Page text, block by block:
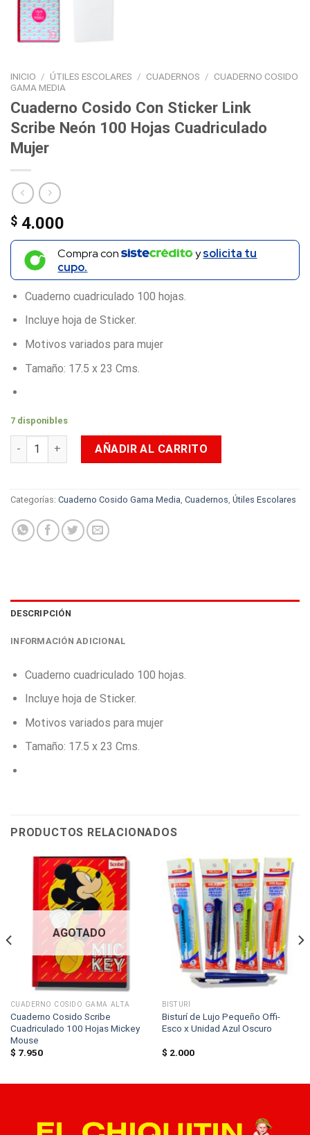
INICIO / ÚTILES ESCOLARES / CUADERNOS / CUADERNO COSIDO
GAMA MEDIA
Cuaderno Cosido Con Sticker Link
Scribe Neón 100 Hojas Cuadriculado
Mujer
$ 4.000
Compra con ysolicita tu
cupo.
Cuaderno cuadriculado 100 hojas.
Incluye hoja de Sticker.
Motivos variados para mujer
Tamaño: 17.5 x 23 Cms.
7 disponibles
Cuaderno Cosido Con Sticker Link Scribe Neón 100 Hojas
AÑADIR AL CARRITO
Categorías: Cuaderno Cosido Gama Media Cuadernos Útiles Escolares
DESCRIPCIÓN
INFORMACIÓN ADICIONAL
Cuaderno cuadriculado 100 hojas.
Incluye hoja de Sticker.
Motivos variados para mujer
Tamaño: 17.5 x 23 Cms.
PRODUCTOS RELACIONADOS
AGOTADO
CUADERNO COSIDO GAMA ALTA
Cuaderno Cosido Scribe
Cuadriculado 100 Hojas Mickey
Mouse
$ 7.950
BISTURÍ
Bisturí de Lujo Pequeño Offi-
Esco x Unidad Azul Oscuro
$ 2.000